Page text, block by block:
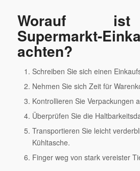
Worauf
Supermarkt-
achten?
Schreiben Sie sich einen
Nehmen Sie sich Zeit für
Kontrollieren Sie Verpackungen
Überprüfen Sie die
Transportieren Sie leicht
Kühltasche.
Finger weg von stark vereister